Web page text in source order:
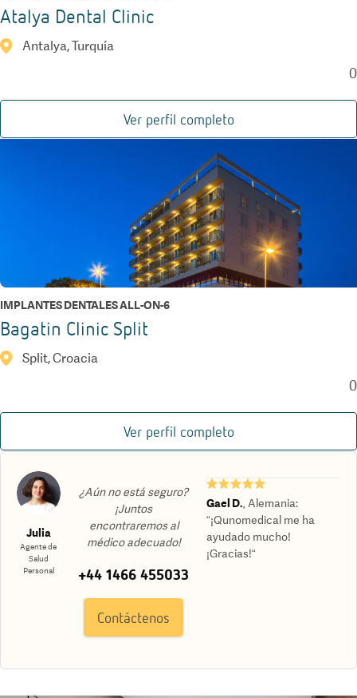
Atalya Dental Clinic
Antalya, Turquía
0
Ver perfil completo
IMPLANTES DENTALES ALL-ON-6
Bagatin Clinic Split
Split, Croacia
0
Ver perfil completo
Julia
Agente de
Salud
Personal
¿Aún no está seguro?
¡Juntos
encontraremos al
médico adecuado!
+44 1466 455033
Contáctenos
★★★★★
Gael D. Alemania:
“¡Qunomedical me ha
ayudado mucho!
¡Gracias!“